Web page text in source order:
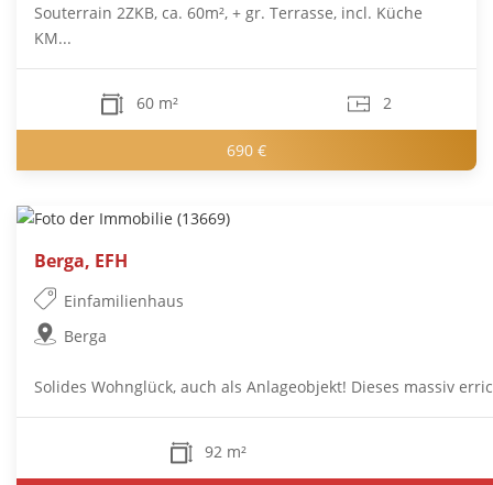
Souterrain 2ZKB, ca. 60m², + gr. Terrasse, incl. Küche
KM...
60 m² 2
690 €
Berga, EFH
Einfamilienhaus
Berga
Solides Wohnglück, auch als Anlageobjekt! Dieses massiv
92 m²